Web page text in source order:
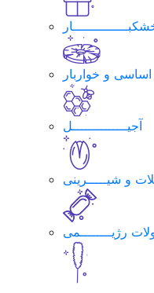
اساسی و خواربار
آجیــــــــــــــل
و شیـــــرینی
رژیــــــــمی